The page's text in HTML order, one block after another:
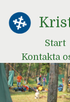
Start
Kontakta